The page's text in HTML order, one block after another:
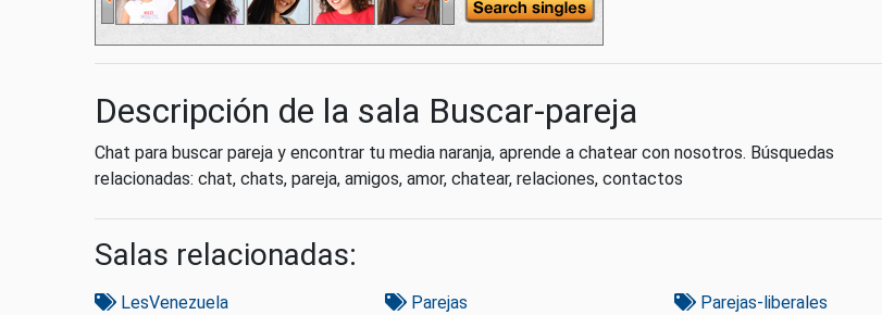
Descripción de la sala Buscar-pareja
Chat para buscar pareja y encontrar tu media naranja, aprende a chatear con nosotros. Búsquedas
relacionadas: chat, chats, pareja, amigos, amor, chatear, relaciones, contactos
Salas relacionadas:
LesVenezuela Parejas Parejas-liberales